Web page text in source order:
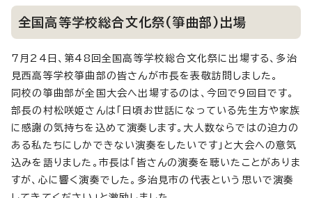
全国高等学校総合文化祭(箏曲部)出場
7月24日、第48回全国高等学校総合文化祭に出場する、多治
見西高等学校箏曲部の皆さんが市長を表敬訪問しました。
同校の箏曲部が全国大会へ出場するのは、今回で9回目です。
部長の村松咲姫さんは「日頃お世話になっている先生方や家族
に感謝の気持ちを込めて演奏します。大人数ならではの迫力の
ある私たちにしかできない演奏をしたいです」と大会への意気
込みを語りました。市長は「皆さんの演奏を聴いたことがありま
すが、心に響く演奏でした。多治見市の代表という思いで演奏